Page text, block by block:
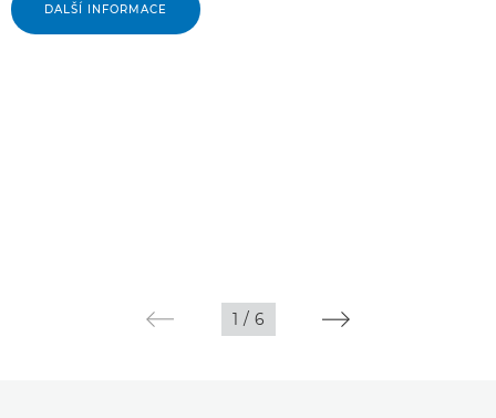
DALŠÍ INFORMACE
1 / 6